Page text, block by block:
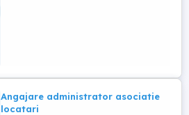
Angajare administrator asociatie
locatari